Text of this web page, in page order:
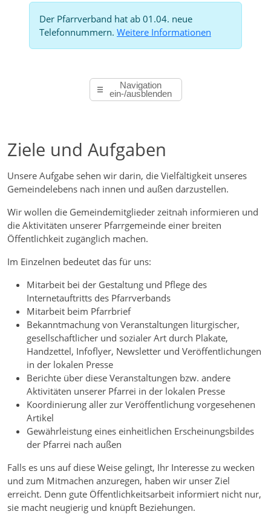
Der Pfarrverband hat ab 01.04. neue
Telefonnummern. Weitere Informationen
Navigation
ein-/ausblenden
Ziele und Aufgaben
Unsere Aufgabe sehen wir darin, die Vielfältigkeit unseres
Gemeindelebens nach innen und außen darzustellen.
Wir wollen die Gemeindemitglieder zeitnah informieren und
die Aktivitäten unserer Pfarrgemeinde einer breiten
Öffentlichkeit zugänglich machen.
Im Einzelnen bedeutet das für uns:
Mitarbeit bei der Gestaltung und Pflege des
Internetauftritts des Pfarrverbands
Mitarbeit beim Pfarrbrief
Bekanntmachung von Veranstaltungen liturgischer,
gesellschaftlicher und sozialer Art durch Plakate,
Handzettel, Infoflyer, Newsletter und Veröffentlichungen
in der lokalen Presse
Berichte über diese Veranstaltungen bzw. andere
Aktivitäten unserer Pfarrei in der lokalen Presse
Koordinierung aller zur Veröffentlichung vorgesehenen
Artikel
Gewährleistung eines einheitlichen Erscheinungsbildes
der Pfarrei nach außen
Falls es uns auf diese Weise gelingt, Ihr Interesse zu wecken
und zum Mitmachen anzuregen, haben wir unser Ziel
erreicht. Denn gute Öffentlichkeitsarbeit informiert nicht nur,
sie macht neugierig und knüpft Beziehungen.